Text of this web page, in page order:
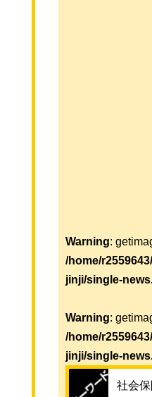
Warning:
/home/
jinji/single-
Warning:
/home/
jinji/single-
社会